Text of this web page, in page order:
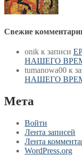
Свежие
onik к записи
НАШЕГО
tumanowa00 к
НАШЕГО
Мета
Войти
Лента записей
Лента
WordPress.org